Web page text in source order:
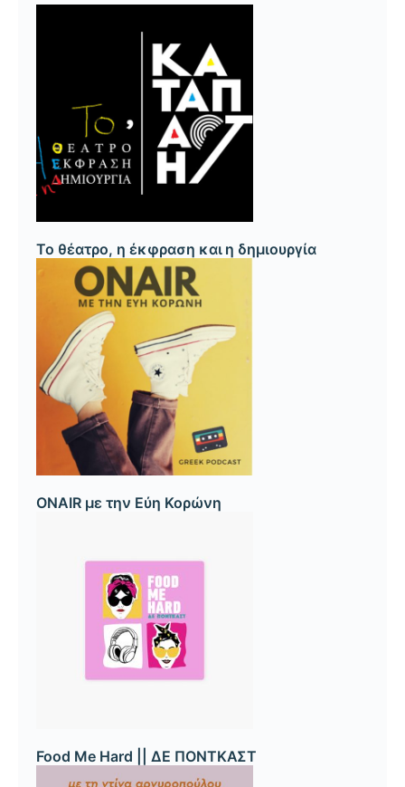
Το θέατρο, η έκφραση και η δημιουργία
ONAIR με την Εύη Κορώνη
Food Me Hard || ΔΕ ΠΟΝΤΚΑΣΤ